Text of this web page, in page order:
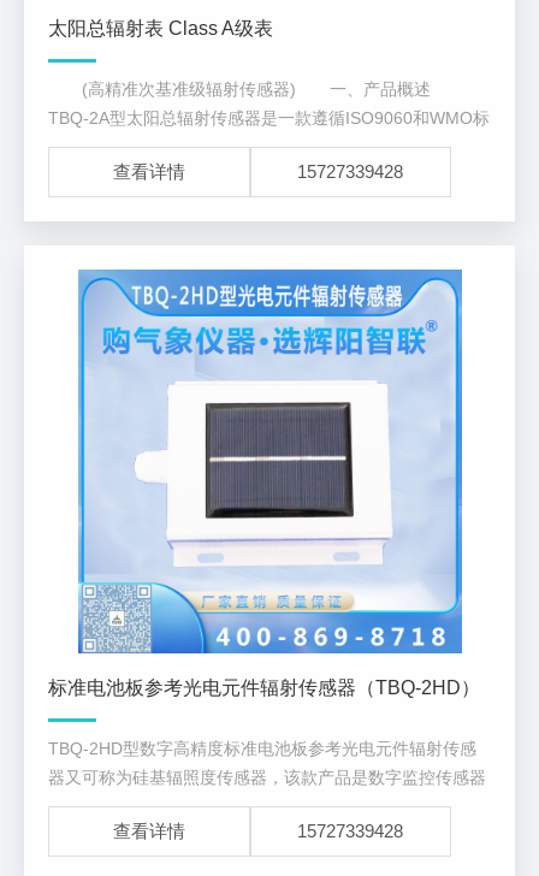
太阳总辐射表 Class A级表
(高精准次基准级辐射传感器) 一、产品概述
TBQ-2A型太阳总辐射传感器是一款遵循ISO9060和WMO标
准的次基准级辐射表。主要用来测量波长范围为0.28～3微
米的太阳总辐射。如水平向下放
查看详情 15727339428
标准电池板参考光电元件辐射传感器（TBQ-2HD）
TBQ-2HD型数字高精度标准电池板参考光电元件辐射传感
器又可称为硅基辐照度传感器，该款产品是数字监控传感器
（DMC），采用硅电池作为辐照度传感器，将辐照度信号数
字化，具有精度高、坚固可靠、使用方便、
查看详情 15727339428